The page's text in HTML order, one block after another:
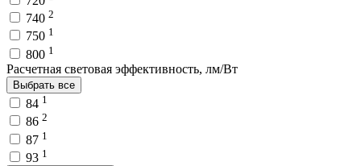
740 2
750 1
800 1
Расчетная световая эффективность, лм/Вт
Выбрать все
84 1
86 2
87 1
93 1